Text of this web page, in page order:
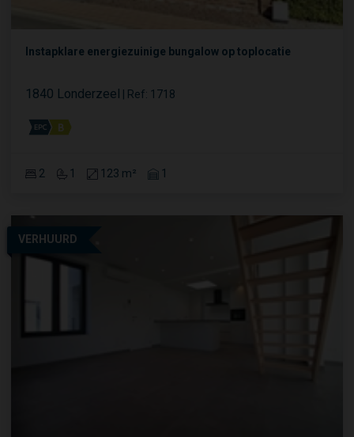
Instapklare energiezuinige bungalow op toplocatie
1840 Londerzeel Ref: 1718
2 1 123 m² 1
VERHUURD